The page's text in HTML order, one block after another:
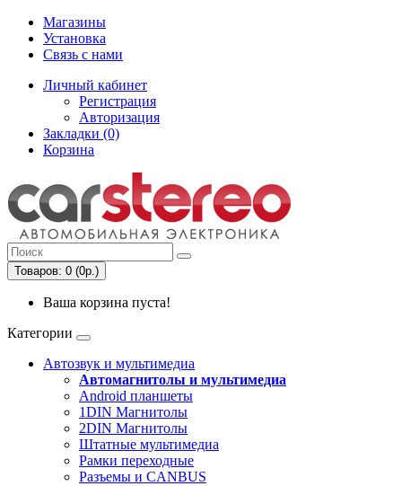
Магазины
Установка
Связь с нами
Личный кабинет
Регистрация
Авторизация
Закладки (0)
Корзина
Товаров: 0 (0р.)
Ваша корзина пуста!
Категории
Автозвук и мультимедиа
Автомагнитолы и мультимедиа
Android планшеты
1DIN Магнитолы
2DIN Магнитолы
Штатные мультимедиа
Рамки переходные
Разъемы и CANBUS